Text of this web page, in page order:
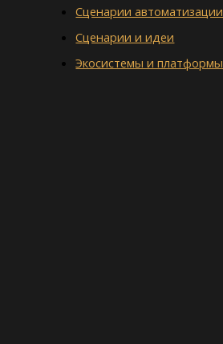
Сценарии автоматизации
Сценарии и идеи
Экосистемы и платформы